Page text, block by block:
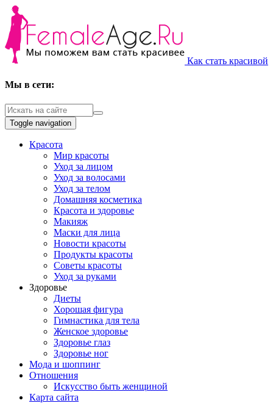
Как стать красивой
Мы в сети:
Toggle navigation
Красота
Мир красоты
Уход за лицом
Уход за волосами
Уход за телом
Домашняя косметика
Красота и здоровье
Макияж
Маски для лица
Новости красоты
Продукты красоты
Советы красоты
Уход за руками
Здоровье
Диеты
Хорошая фигура
Гимнастика для тела
Женское здоровье
Здоровье глаз
Здоровье ног
Мода и шоппинг
Отношения
Искусство быть женщиной
Карта сайта